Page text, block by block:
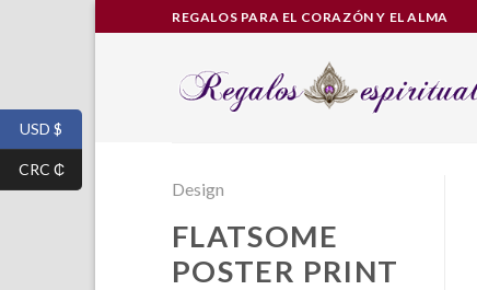
to
REGALOS PARA EL CORAZÓN Y EL ALMA
Design
FLATSOME
POSTER PRINT
USD $
CRC ₵